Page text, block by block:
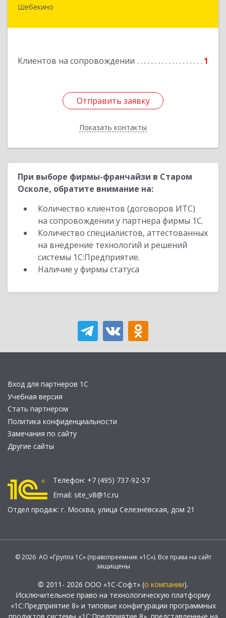
Шебекино
Клиентов на сопровождении 1
Отправить заявку
Показать контакты
Отправить заявку
Назад
При выборе фирмы-франчайзи в Старом
Осколе, обратите внимание на:
Количество клиентов (договоров ИТС)
на сопровождении у партнера фирмы 1С.
Количество специалистов, аттестованных
на внедрение технологий и решений
системы 1С:Предприятие.
Наличие у фирмы статуса
Вход для партнеров 1С
Учебная версия
Стать партнером
Политика конфиденциальности
Замечания по сайту
Другие сайты
Телефон: +7 (495) 737-92-57
Email: site_v8@1c.ru
Отдел продаж: г. Москва, улица Селезнёвская, дом 21
© 2026 АО «Группа 1С» (правопреемник «1С»). Все права на сайт
защищены
© 2011- 2026 ООО «1С-Софт» (о компании).
Исключительное право на технологическую платформу
«1С:Предприятие 8» и типовые конфигурации программных